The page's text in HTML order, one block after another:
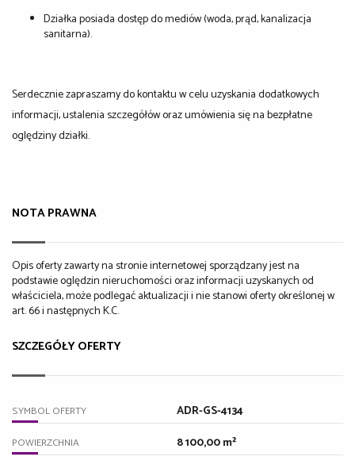
Działka posiada dostęp do mediów (woda, prąd, kanalizacja
sanitarna).
Serdecznie zapraszamy do kontaktu w celu uzyskania dodatkowych
informacji, ustalenia szczegółów oraz umówienia się na bezpłatne
oględziny działki.
NOTA PRAWNA
Opis oferty zawarty na stronie internetowej sporządzany jest na
podstawie oględzin nieruchomości oraz informacji uzyskanych od
właściciela, może podlegać aktualizacji i nie stanowi oferty określonej w
art. 66 i następnych K.C.
SZCZEGÓŁY OFERTY
SYMBOL OFERTY ADR-GS-4134
POWIERZCHNIA 8 100,00 m²